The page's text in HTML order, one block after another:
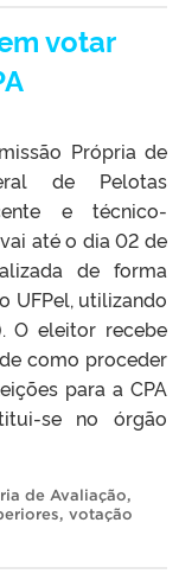
votar
Própria de
de Pelotas
e técnico-
até o dia 02 de
de forma
UFPel, utilizando
O eleitor recebe
como proceder
para a CPA
se no órgão
de Avaliação,
, votação